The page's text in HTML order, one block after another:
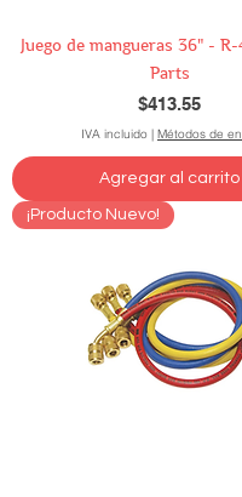
Juego de mangueras 36" -
Parts
Precio
$413.55
IVA incluido | Métodos de
Agregar al carrito
¡Producto Nuevo!